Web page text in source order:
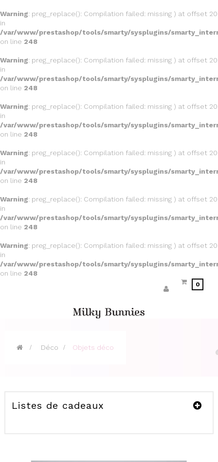
Warning: preg_replace(): Compilation failed: missing ) at offset 20
in
/var/www/prestashop/tools/smarty/sysplugins/
on line 248
Warning: preg_replace(): Compilation failed: missing ) at offset 20
in
/var/www/prestashop/tools/smarty/sysplugins/
on line 248
Warning: preg_replace(): Compilation failed: missing ) at offset 20
in
/var/www/prestashop/tools/smarty/sysplugins/
on line 248
Warning: preg_replace(): Compilation failed: missing ) at offset 20
in
/var/www/prestashop/tools/smarty/sysplugins/
on line 248
Warning: preg_replace(): Compilation failed: missing ) at offset 20
in
/var/www/prestashop/tools/smarty/sysplugins/
on line 248
Warning: preg_replace(): Compilation failed: missing ) at offset 20
in
/var/www/prestashop/tools/smarty/sysplugins/
on line 248
0
> Déco > Objets déco
Listes de cadeaux